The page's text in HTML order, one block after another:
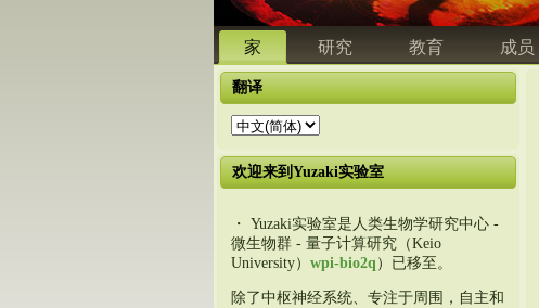
家 研究 教育 成员
翻译
欢迎来到Yuzaki实验室
・ Yuzaki实验室是人类生物学研究中心 -
微生物群 - 量子计算研究（Keio
University） wpi-bio2q ）已移至。
除了中枢神经系统、专注于周围，自主和